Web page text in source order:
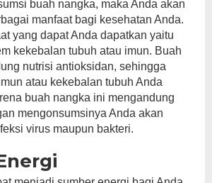
buah nangka, maka Anda akan
manfaat bagi kesehatan Anda.
yang dapat Anda dapatkan yaitu
kekebalan tubuh atau imun. Buah
nutrisi antioksidan, sehingga
atau kekebalan tubuh Anda
buah nangka ini mengandung
mengonsumsinya Anda akan
virus maupun bakteri.